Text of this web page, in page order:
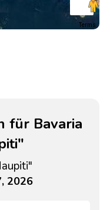
Terms
für Bavaria
2026